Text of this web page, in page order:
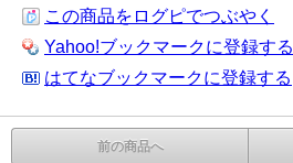
この商品をログピでつぶやく
Yahoo!ブックマークに登録する
はてなブックマークに登録する
前の商品へ